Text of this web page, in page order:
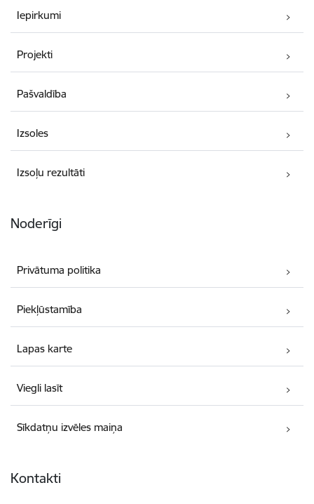
Iepirkumi
Projekti
Pašvaldība
Izsoles
Izsoļu rezultāti
Noderīgi
Privātuma politika
Piekļūstamība
Lapas karte
Viegli lasīt
Sīkdatņu izvēles maiņa
Kontakti